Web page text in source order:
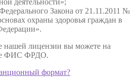
Закона от 21.11.2011 №
охраны здоровья граждан в
нашей лицензии вы можете на
ФИС ФРДО.
формат?